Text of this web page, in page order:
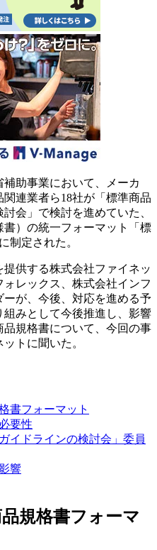
補助事業において、メーカ
連業者ら18社が「標準商品
会」で検討を進めていた、
）の統一フォーマット「標
制定された。
供する株式会社ファイネッ
ォレックス、株式会社インフ
が、今後、対応を進める予
みとして今後推進し、影響
規格書について、今回の事
トに聞いた。
書フォーマット
要性
イドラインの検討会」委員
響
規格書フォーマ